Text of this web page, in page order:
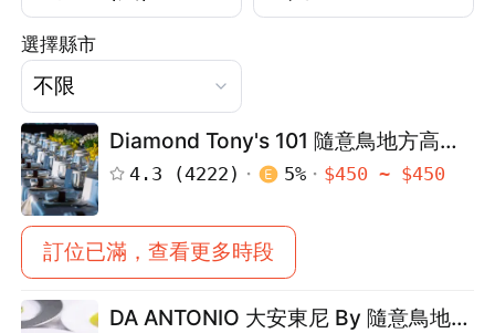
選擇縣市
Diamond Tony's 101 隨意鳥地方高空
觀景餐廳 - 台北101 85樓
4.3 (4222 ) 5% $450 ~ $450
訂位已滿，查看更多時段
DA ANTONIO 大安東尼 By 隨意鳥地方